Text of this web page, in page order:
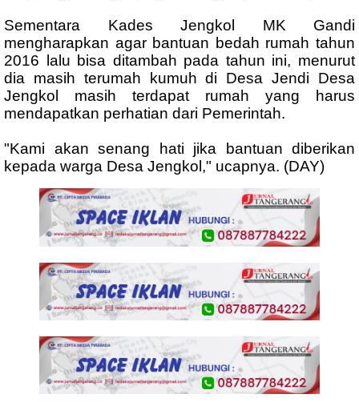
Sementara Kades Jengkol MK Gandi
mengharapkan agar bantuan bedah rumah tahun
2016 lalu bisa ditambah pada tahun ini, menurut
dia masih terumah kumuh di Desa Jendi Desa
Jengkol masih terdapat rumah yang harus
mendapatkan perhatian dari Pemerintah.
"Kami akan senang hati jika bantuan diberikan
kepada warga Desa Jengkol," ucapnya. (DAY)